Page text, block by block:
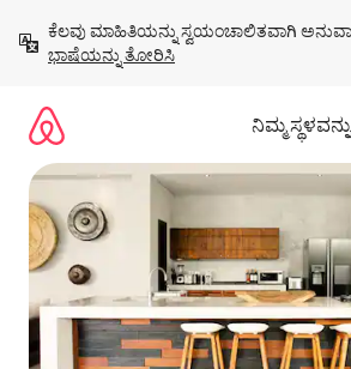
ಹೋಗಿ
ಕೆಲವು ಮಾಹಿತಿಯನ್ನು ಸ್ವಯಂಚಾಲಿತವಾಗಿ
ಭಾಷೆಯನ್ನು ತೋರಿಸಿ
ನಿಮ್ಮ